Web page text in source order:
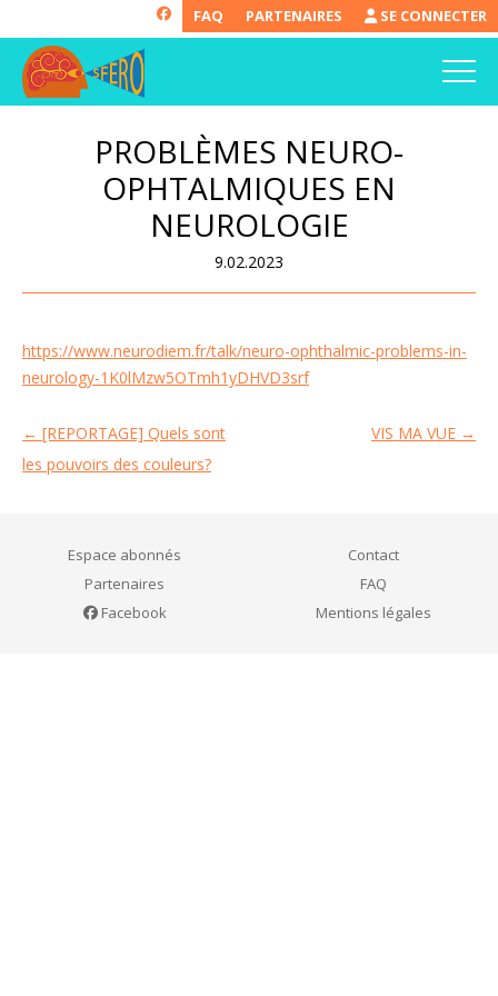
SE CONNECTER
PARTENAIRES
FAQ
PROBLÈMES NEURO-
OPHTALMIQUES EN
NEUROLOGIE
9.02.2023
https://www.neurodiem.fr/talk/neuro-ophthalmic-problems-in-
neurology-1K0lMzw5OTmh1yDHVD3srf
Navigation
des
← [REPORTAGE] Quels sont
les pouvoirs des couleurs?
VIS MA VUE →
Espace abonnés
Partenaires
Facebook
Contact
FAQ
Mentions légales